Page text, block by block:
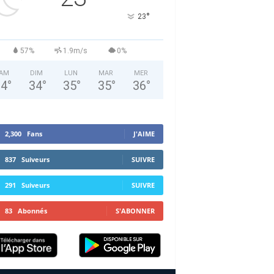
23°
57% 1.9m/s 0%
°
DIM
34°
LUN
35°
MAR
35°
MER
36°
2,300 Fans J'AIME
837 Suiveurs SUIVRE
291 Suiveurs SUIVRE
83 Abonnés S'ABONNER